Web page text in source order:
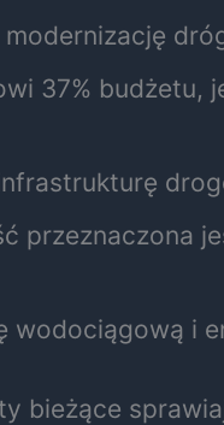
37% budżetu,
przeznaczona
wodociągową i
bieżące